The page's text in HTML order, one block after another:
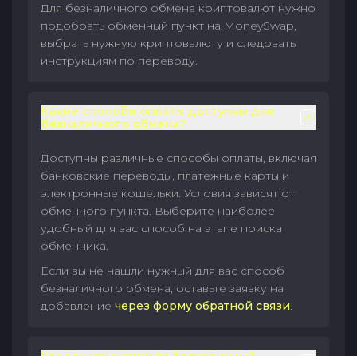
Для безналичного обмена криптовалют нужно
подобрать обменный пункт на MoneySwap,
выбрать нужную криптовалюту и следовать
инструкциям по переводу.
Какие способы оплаты доступны для
безналичного обмена?
Доступны различные способы оплаты, включая
банковские переводы, платежные карты и
электронные кошельки. Условия зависят от
обменного пункта. Выберите наиболее
удобный для вас способ на этапе поиска
обменника.
Если вы не нашли нужный для вас способ
безналичного обмена, оставьте заявку на
добавление через форму обратной связи.